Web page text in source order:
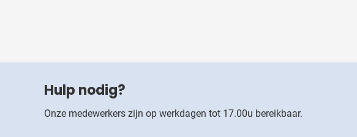
Hulp nodig?
Onze medewerkers zijn op werkdagen tot 17.00u bereikbaar.